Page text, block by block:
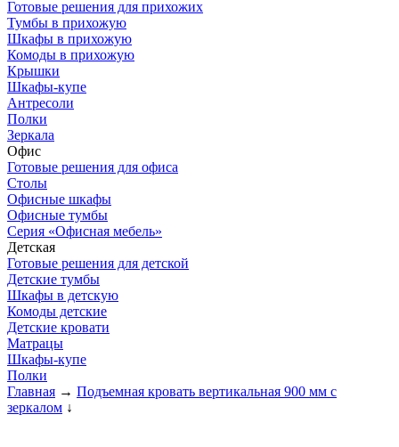
Готовые решения для прихожих
Тумбы в прихожую
Шкафы в прихожую
Комоды в прихожую
Крышки
Шкафы-купе
Антресоли
Полки
Зеркала
Офис
Готовые решения для офиса
Столы
Офисные шкафы
Офисные тумбы
Серия «Офисная мебель»
Детская
Готовые решения для детской
Детские тумбы
Шкафы в детскую
Комоды детские
Детские кровати
Матрацы
Шкафы-купе
Полки
Главная → Подъемная кровать вертикальная 900 мм с
зеркалом ↓